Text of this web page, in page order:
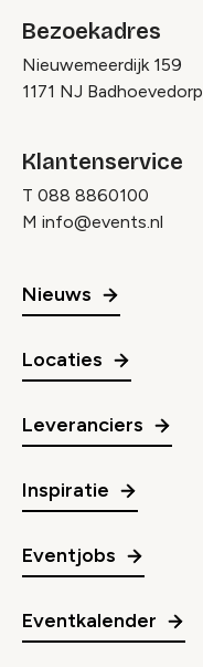
Bezoekadres
Nieuwemeerdijk 159
1171 NJ Badhoevedorp
Klantenservice
T 088 8860100
M info@events.nl
Nieuws
Locaties
Leveranciers
Inspiratie
Eventjobs
Eventkalender